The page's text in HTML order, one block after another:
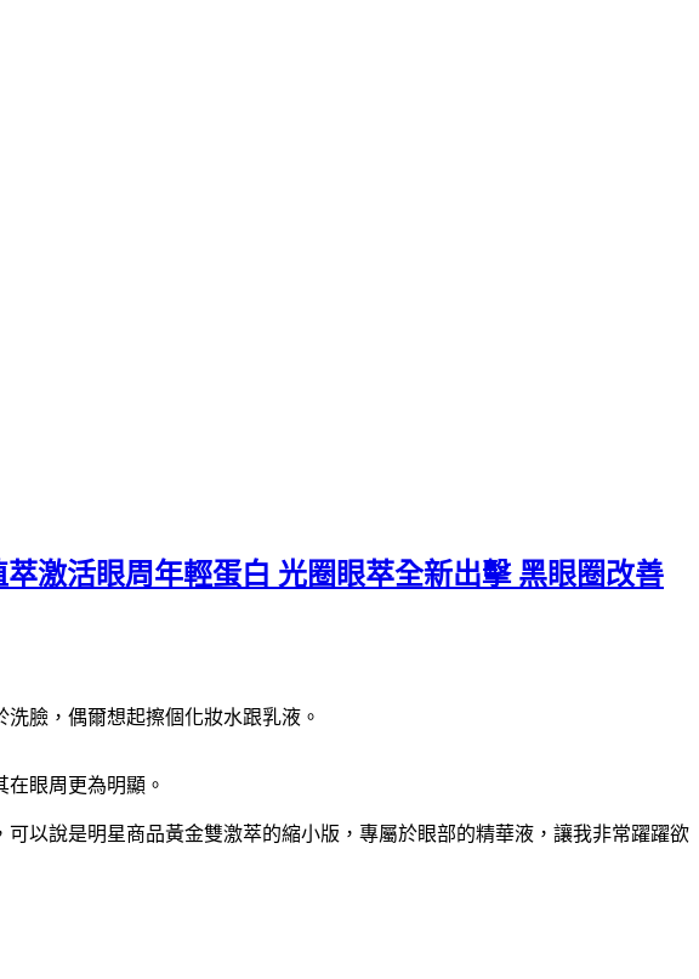
激活眼周年輕蛋白 光圈眼萃全新出擊 黑眼圈改善
臉，偶爾想起擦個化妝水跟乳液。
眼周更為明顯。
以說是明星商品黃金雙激萃的縮小版，專屬於眼部的精華液，讓我非常躍躍欲